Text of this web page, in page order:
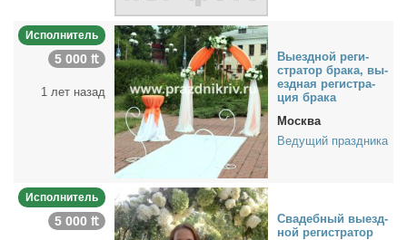
Исполнитель
5 000 ₶
1 лет назад
Вы­езд­ной ре­ги­
стра­тор бра­ка, вы­
езд­ная ре­ги­стра­
ция бра­ка
Москва
Ведущий праздника
Исполнитель
5 000 ₶
Сва­деб­ный вы­езд­
ной ре­ги­стра­тор